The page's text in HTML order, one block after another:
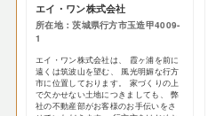
エイ・ワン株式会社
所在地：茨城県行方市玉造甲4009-
1
エイ・ワン株式会社は、 霞ヶ浦を前に
遠くは筑波山を望む、 風光明媚な行方
市に位置しております。 家づくりの上
で欠かせない土地につきましても、 弊
社の不動産部がお客様のお手伝いをさ